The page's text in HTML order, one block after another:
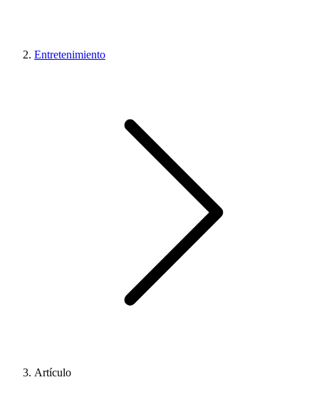
Entretenimiento
Artículo